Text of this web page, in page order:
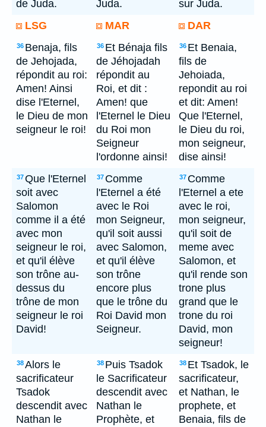
de Juda. Juda.
sur Juda.
LSG
MAR DAR
36 Benaja, fils
de Jehojada,
répondit au roi:
Amen! Ainsi
dise l'Eternel,
le Dieu de mon
seigneur le roi!
36 Et Bénaja fils
de Jéhojadah
répondit au
Roi, et dit :
Amen! que
l'Eternel le Dieu
du Roi mon
Seigneur
l'ordonne ainsi!
36 Et Benaia,
fils de
Jehoiada,
repondit au roi
et dit: Amen!
Que l'Eternel,
le Dieu du roi,
mon seigneur,
dise ainsi!
37Que l'Eternel
soit avec
Salomon
comme il a été
avec mon
seigneur le roi,
et qu'il élève
son trône au-
dessus du
trône de mon
seigneur le roi
David!
37 Comme
l'Eternel a été
avec le Roi
mon Seigneur,
qu'il soit aussi
avec Salomon,
et qu'il élève
son trône
encore plus
que le trône du
Roi David mon
Seigneur.
37 Comme
l'Eternel a ete
avec le roi,
mon seigneur,
qu'il soit de
meme avec
Salomon, et
qu'il rende son
trone plus
grand que le
trone du roi
David, mon
seigneur!
38Alors le
sacrificateur
Tsadok
descendit avec
Nathan le
38 Puis Tsadok
le Sacrificateur
descendit avec
Nathan le
Prophète, et
38 Et Tsadok, le
sacrificateur,
et Nathan, le
prophete, et
Benaia, fils de